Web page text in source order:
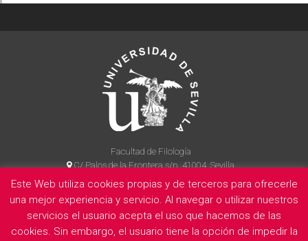
Facultad de Filología
C/ Palos de la Frontera s/n, 41004, Sevilla
954 55 14 90
La Facultad Información legal Politica de privacidad Cookies
Este Web utiliza cookies propias y de terceros para ofrecerle
una mejor experiencia y servicio. Al navegar o utilizar nuestros
servicios el usuario acepta el uso que hacemos de las
cookies. Sin embargo, el usuario tiene la opción de impedir la